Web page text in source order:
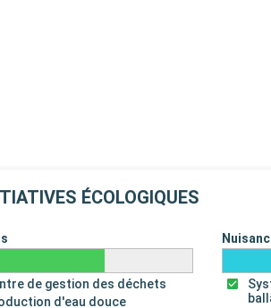
ÉCOLOGIQUES
de gestion des déchets
d'eau douce